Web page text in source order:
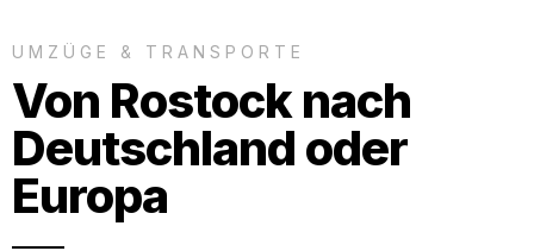
UMZÜGE & TRANSPORTE
Von Rostock nach
Deutschland oder
Europa